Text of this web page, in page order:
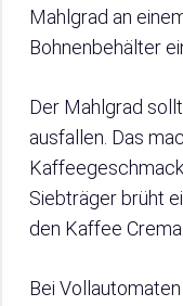
Mahlgrad an
Bohnenbehälter
Der Mahlgrad
ausfallen. Das
Siebträger brüht
den Kaffee Crema.
Bei